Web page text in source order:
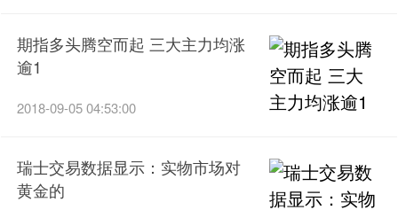
期指多头腾空而起 三大主力均涨
逾1
2018-09-05 04:53:00
瑞士交易数据显示：实物市场对
黄金的